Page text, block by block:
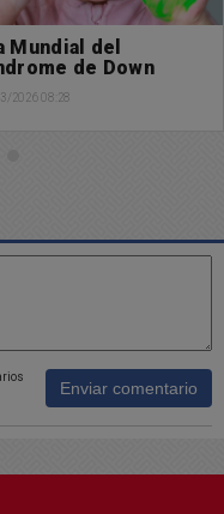
Mundial del
de Down
2026 08:28
Enviar comentario